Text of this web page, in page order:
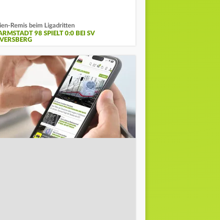
Remis beim Ligadritten
98 SPIELT 0:0 BEI SV